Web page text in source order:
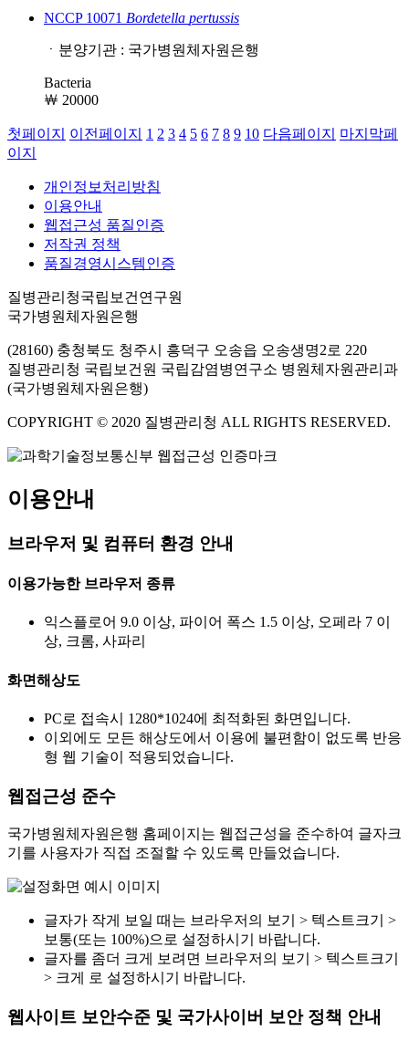
NCCP 10071 Bordetella pertussis
ㆍ분양기관 : 국가병원체자원은행
Bacteria
￦ 20000
첫페이지 이전페이지 1 2 3 4 5 6 7 8 9 10 다음페이지
마지막페
이지
개인정보처리방침
이용안내
웹접근성 품질인증
저작권 정책
품질경영시스템인증
질병관리청국립보건연구원
국가병원체자원은행
(28160) 충청북도 청주시 흥덕구 오송읍 오송생명2로 220
질병관리청 국립보건원 국립감염병연구소 병원체자원관리과
(국가병원체자원은행)
COPYRIGHT © 2020 질병관리청 ALL RIGHTS RESERVED.
이용안내
브라우저 및 컴퓨터 환경 안내
이용가능한 브라우저 종류
익스플로어 9.0 이상, 파이어 폭스 1.5 이상, 오페라 7 이
상, 크롬, 사파리
화면해상도
PC로 접속시 1280*1024에 최적화된 화면입니다.
이외에도 모든 해상도에서 이용에 불편함이 없도록 반응
형 웹 기술이 적용되었습니다.
웹접근성 준수
국가병원체자원은행 홈페이지는 웹접근성을 준수하여 글자크
기를 사용자가 직접 조절할 수 있도록 만들었습니다.
글자가 작게 보일 때는 브라우저의 보기 > 텍스트크기 >
보통(또는 100%)으로 설정하시기 바랍니다.
글자를 좀더 크게 보려면 브라우저의 보기 > 텍스트크기
> 크게 로 설정하시기 바랍니다.
웹사이트 보안수준 및 국가사이버 보안 정책 안내